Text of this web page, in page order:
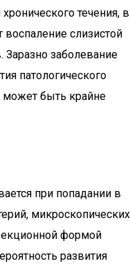
течения, в
воспаление слизистой
Заразно заболевание
патологического
может быть крайне
при попадании в
микроскопических
формой
развития